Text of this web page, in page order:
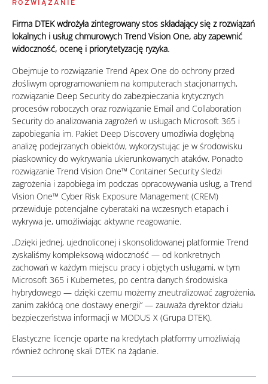
ROZWIĄZANIE
Firma DTEK wdrożyła zintegrowany stos składający się z rozwiązań
lokalnych i usług chmurowych Trend Vision One, aby zapewnić
widoczność, ocenę i priorytetyzację ryzyka.
Obejmuje to rozwiązanie Trend Apex One do ochrony przed
złośliwym oprogramowaniem na komputerach stacjonarnych,
rozwiązanie Deep Security do zabezpieczania krytycznych
procesów roboczych oraz rozwiązanie Email and Collaboration
Security do analizowania zagrożeń w usługach Microsoft 365 i
zapobiegania im. Pakiet Deep Discovery umożliwia dogłębną
analizę podejrzanych obiektów, wykorzystując je w środowisku
piaskownicy do wykrywania ukierunkowanych ataków. Ponadto
rozwiązanie Trend Vision One™ Container Security śledzi
zagrożenia i zapobiega im podczas opracowywania usług, a Trend
Vision One™ Cyber Risk Exposure Management (CREM)
przewiduje potencjalne cyberataki na wczesnych etapach i
wykrywa je, umożliwiając aktywne reagowanie.
„Dzięki jednej, ujednoliconej i skonsolidowanej platformie Trend
zyskaliśmy kompleksową widoczność — od konkretnych
zachowań w każdym miejscu pracy i objętych usługami, w tym
Microsoft 365 i Kubernetes, po centra danych środowiska
hybrydowego — dzięki czemu możemy zneutralizować zagrożenia,
zanim zakłócą one dostawy energii” — zauważa dyrektor działu
bezpieczeństwa informacji w MODUS X (Grupa DTEK).
Elastyczne licencje oparte na kredytach platformy umożliwiają
również ochronę skali DTEK na żądanie.